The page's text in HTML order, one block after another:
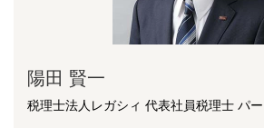
陽⽥ 賢⼀
税理士法人レガシィ 代表社員税理士 パ